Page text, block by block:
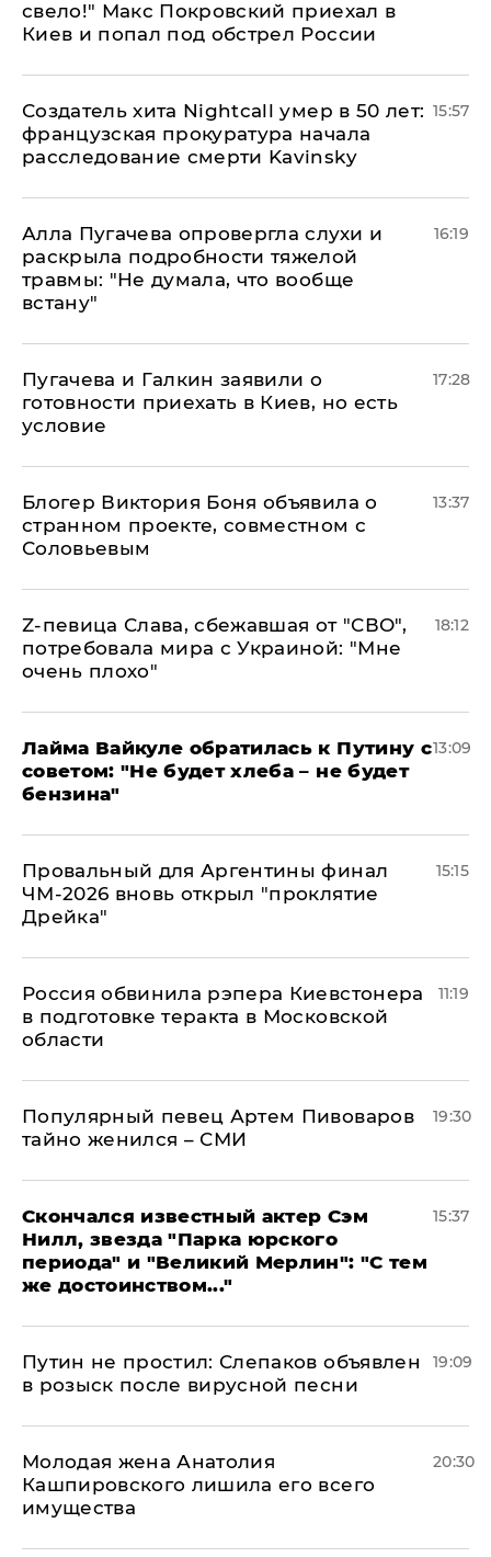
свело!" Макс Покровский приехал в
Киев и попал под обстрел России
Создатель хита Nightcall умер в 50 лет:
французская прокуратура начала
расследование смерти Kavinsky
15:57
Алла Пугачева опровергла слухи и
раскрыла подробности тяжелой
травмы: "Не думала, что вообще
встану"
16:19
Пугачева и Галкин заявили о
готовности приехать в Киев, но есть
условие
17:28
Блогер Виктория Боня объявила о
странном проекте, совместном с
Соловьевым
13:37
Z-певица Слава, сбежавшая от "СВО",
потребовала мира с Украиной: "Мне
очень плохо"
18:12
Лайма Вайкуле обратилась к Путину с
советом: "Не будет хлеба – не будет
бензина"
13:09
Провальный для Аргентины финал
ЧМ-2026 вновь открыл "проклятие
Дрейка"
15:15
Россия обвинила рэпера Киевстонера
в подготовке теракта в Московской
области
11:19
Популярный певец Артем Пивоваров
тайно женился – СМИ
19:30
Скончался известный актер Сэм
Нилл, звезда "Парка юрского
периода" и "Великий Мерлин": "С тем
же достоинством..."
15:37
Путин не простил: Слепаков объявлен
в розыск после вирусной песни
19:09
Молодая жена Анатолия
Кашпировского лишила его всего
имущества
20:30